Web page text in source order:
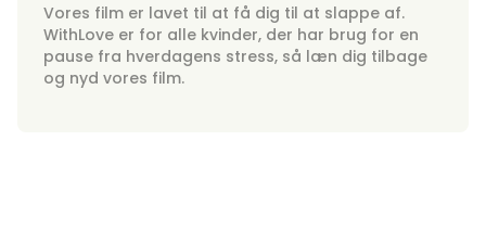
Vores film er lavet til at få dig til at slappe af.
WithLove er for alle kvinder, der har brug for en
pause fra hverdagens stress, så læn dig tilbage
og nyd vores film.